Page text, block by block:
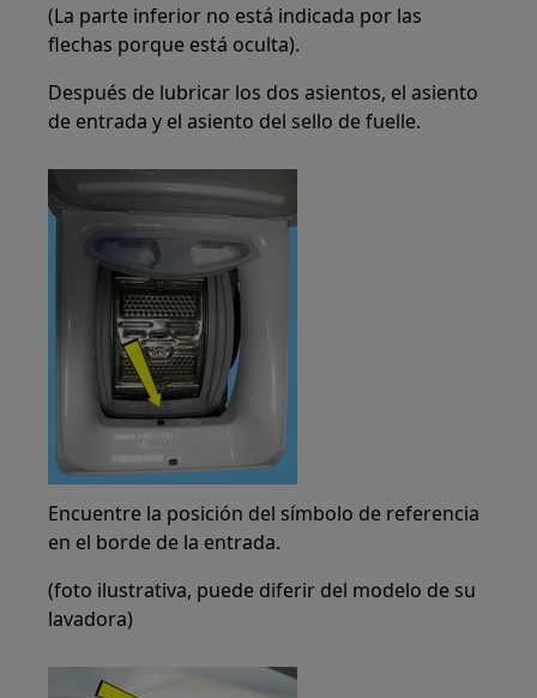
(La parte inferior no está indicada por las
flechas porque está oculta).
Después de lubricar los dos asientos, el asiento
de entrada y el asiento del sello de fuelle.
Encuentre la posición del símbolo de referencia
en el borde de la entrada.
(foto ilustrativa, puede diferir del modelo de su
lavadora)